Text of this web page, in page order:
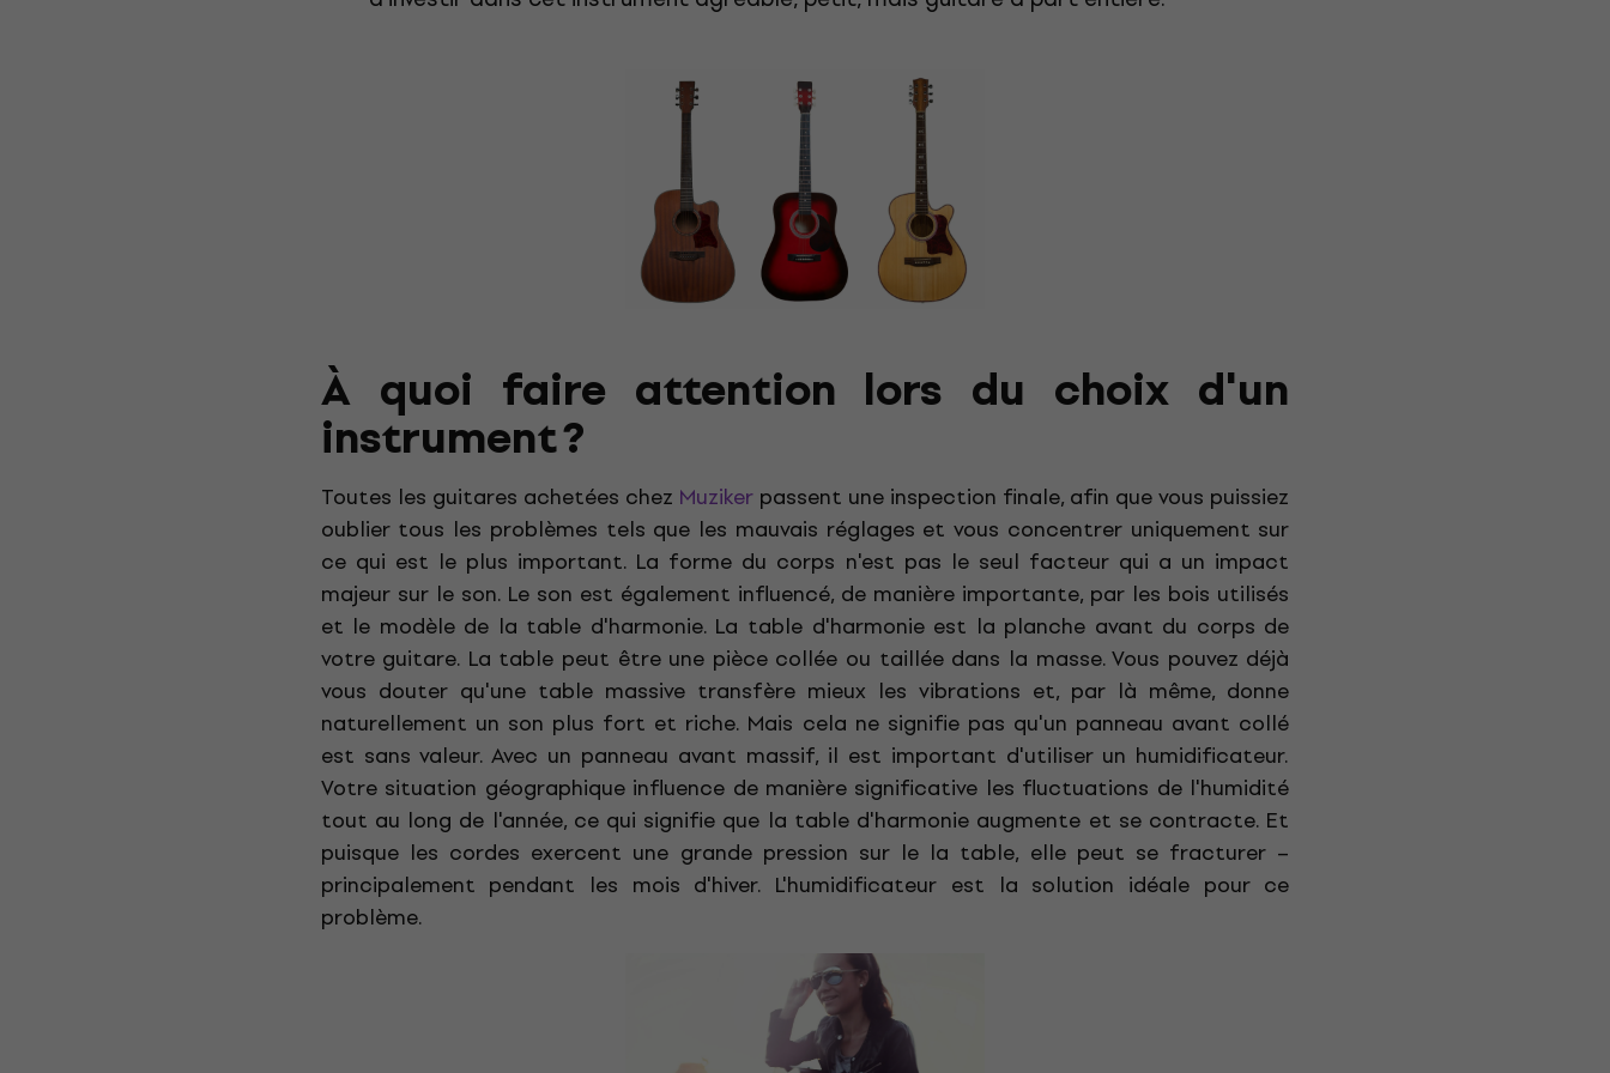
À quoi faire attention lors du choix d'un
instrument ?
Toutes les guitares achetées chez Muzikerpassent une inspection finale, afin que vous puissiez
oublier tous les problèmes tels que les mauvais réglages et vous concentrer uniquement sur
ce qui est le plus important. La forme du corps n'est pas le seul facteur qui a un impact
majeur sur le son. Le son est également influencé, de manière importante, par les bois utilisés
et le modèle de la table d'harmonie. La table d'harmonie est la planche avant du corps de
votre guitare. La table peut être une pièce collée ou taillée dans la masse. Vous pouvez déjà
vous douter qu'une table massive transfère mieux les vibrations et, par là même, donne
naturellement un son plus fort et riche. Mais cela ne signifie pas qu'un panneau avant collé
est sans valeur. Avec un panneau avant massif, il est important d'utiliser un humidificateur.
Votre situation géographique influence de manière significative les fluctuations de l'humidité
tout au long de l'année, ce qui signifie que la table d'harmonie augmente et se contracte. Et
puisque les cordes exercent une grande pression sur le la table, elle peut se fracturer –
principalement pendant les mois d'hiver. L'humidificateur est la solution idéale pour ce
problème.